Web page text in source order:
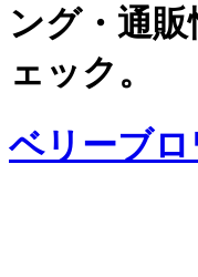
ング・通
ェック。
ベリーブロ